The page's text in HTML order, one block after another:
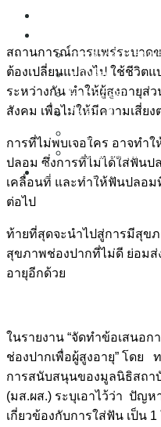
วารสารสารสุขผู้
หนังสือ
FactSheet
มัลติมีเดีย
ซอฟต์แวร์
ข่าวและบทความ
เกี่ยวกับเรา
สถานการณ์การแพร่ระบาด
ต้องเปลี่ยนแปลงไป ใช้ชีวิตแ
ระหว่างกัน ทำให้ผู้สูงอายุส่
สังคม เพื่อไม่ให้มีความเสี่ยง
การที่ไม่พบเจอใคร อาจทำ
ปลอม ซึ่งการที่ไม่ได้ใส่ฟัน
เคลื่อนที่ และทำให้ฟันปลอ
ต่อไป
ท้ายที่สุดจะนำไปสู่การมีสุข
สุขภาพช่องปากที่ไม่ดี ย่อมส่
อายุอีกด้วย
ในรายงาน “จัดทำข้อเสนอก
ช่องปากเพื่อผู้สูงอายุ” โดย
การสนับสนุนของมูลนิธิสถา
(มส.ผส.) ระบุเอาไว้ว่า ปัญ
เกี่ยวข้องกับการใส่ฟัน เป็น 1